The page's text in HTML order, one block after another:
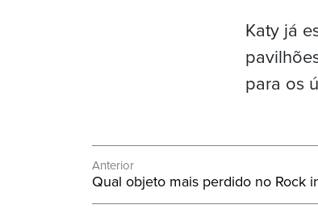
Katy já
para os
Navegação
de
Anterior
Post
Anterior:
Qual objeto mais perdido no Rock